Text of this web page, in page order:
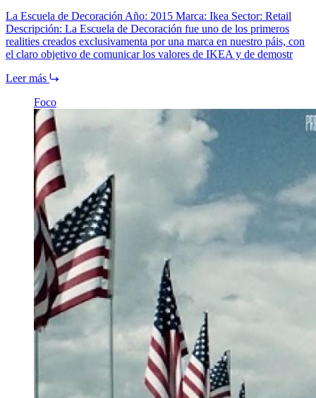
La Escuela de Decoración Año: 2015 Marca: Ikea Sector: Retail
Descripción: La Escuela de Decoración fue uno de los primeros
realities creados exclusivamenta por una marca en nuestro páis, con
el claro objetivo de comunicar los valores de IKEA y de demostr
Leer más
Foco